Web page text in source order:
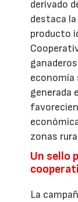
derivado
destaca
producto
economía
generada
zonas
Un sello
La